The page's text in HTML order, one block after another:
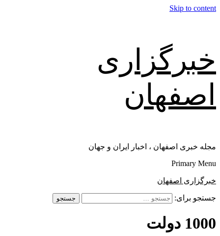
Skip to content
خبرگزاری
اصفهان
مجله خبری اصفهان ، اخبار ایران و جهان
Primary Menu
خبرگزاری اصفهان
جستجو برای:
1000 دولت